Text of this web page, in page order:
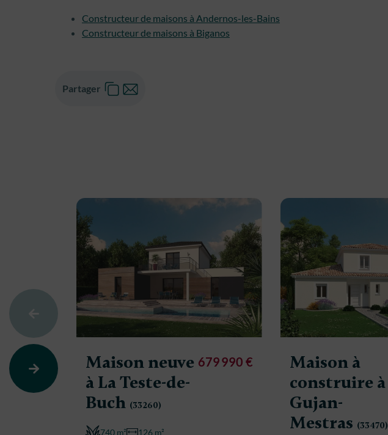
Constructeur de maisons à Andernos-les-Bains
Constructeur de maisons à Biganos
Partager
Maison neuve
à La Teste-de-
Buch (33260)
740 m² 126 m²
679 990 €
Maison à
construire à
Gujan-
Mestras (33470)